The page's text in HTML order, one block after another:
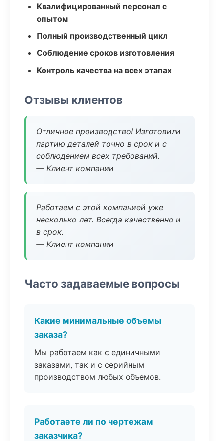
Квалифицированный персонал с
опытом
Полный производственный цикл
Соблюдение сроков изготовления
Контроль качества на всех этапах
Отзывы клиентов
Отличное производство! Изготовили
партию деталей точно в срок и с
соблюдением всех требований.
— Клиент компании
Работаем с этой компанией уже
несколько лет. Всегда качественно и
в срок.
— Клиент компании
Часто задаваемые вопросы
Какие минимальные объемы
заказа?
Мы работаем как с единичными
заказами, так и с серийным
производством любых объемов.
Работаете ли по чертежам
заказчика?